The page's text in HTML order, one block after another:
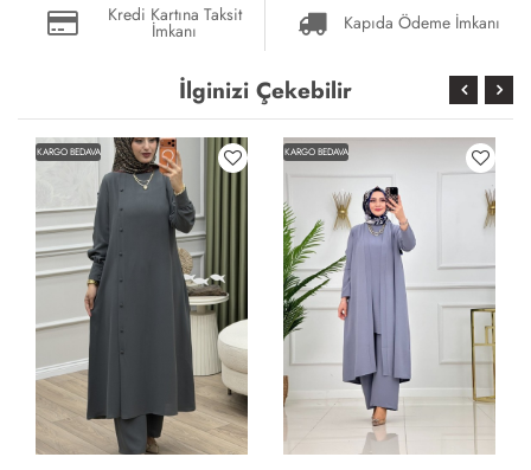
Kredi Kartına Taksit
İmkanı Kapıda Ödeme İmkanı
İlginizi Çekebilir
KARGO BEDAVA KARGO BEDAVA